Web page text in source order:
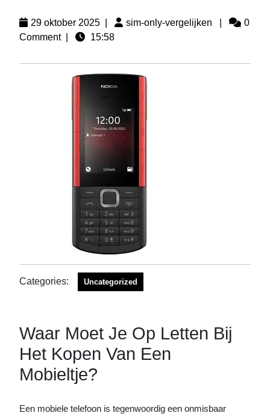
29 oktober 2025 sim-only-vergelijken
0
Comment
15:58
Categories: Uncategorized
Waar Moet Je Op Letten Bij
Het Kopen Van Een
Mobieltje?
Een mobiele telefoon is tegenwoordig een onmisbaar